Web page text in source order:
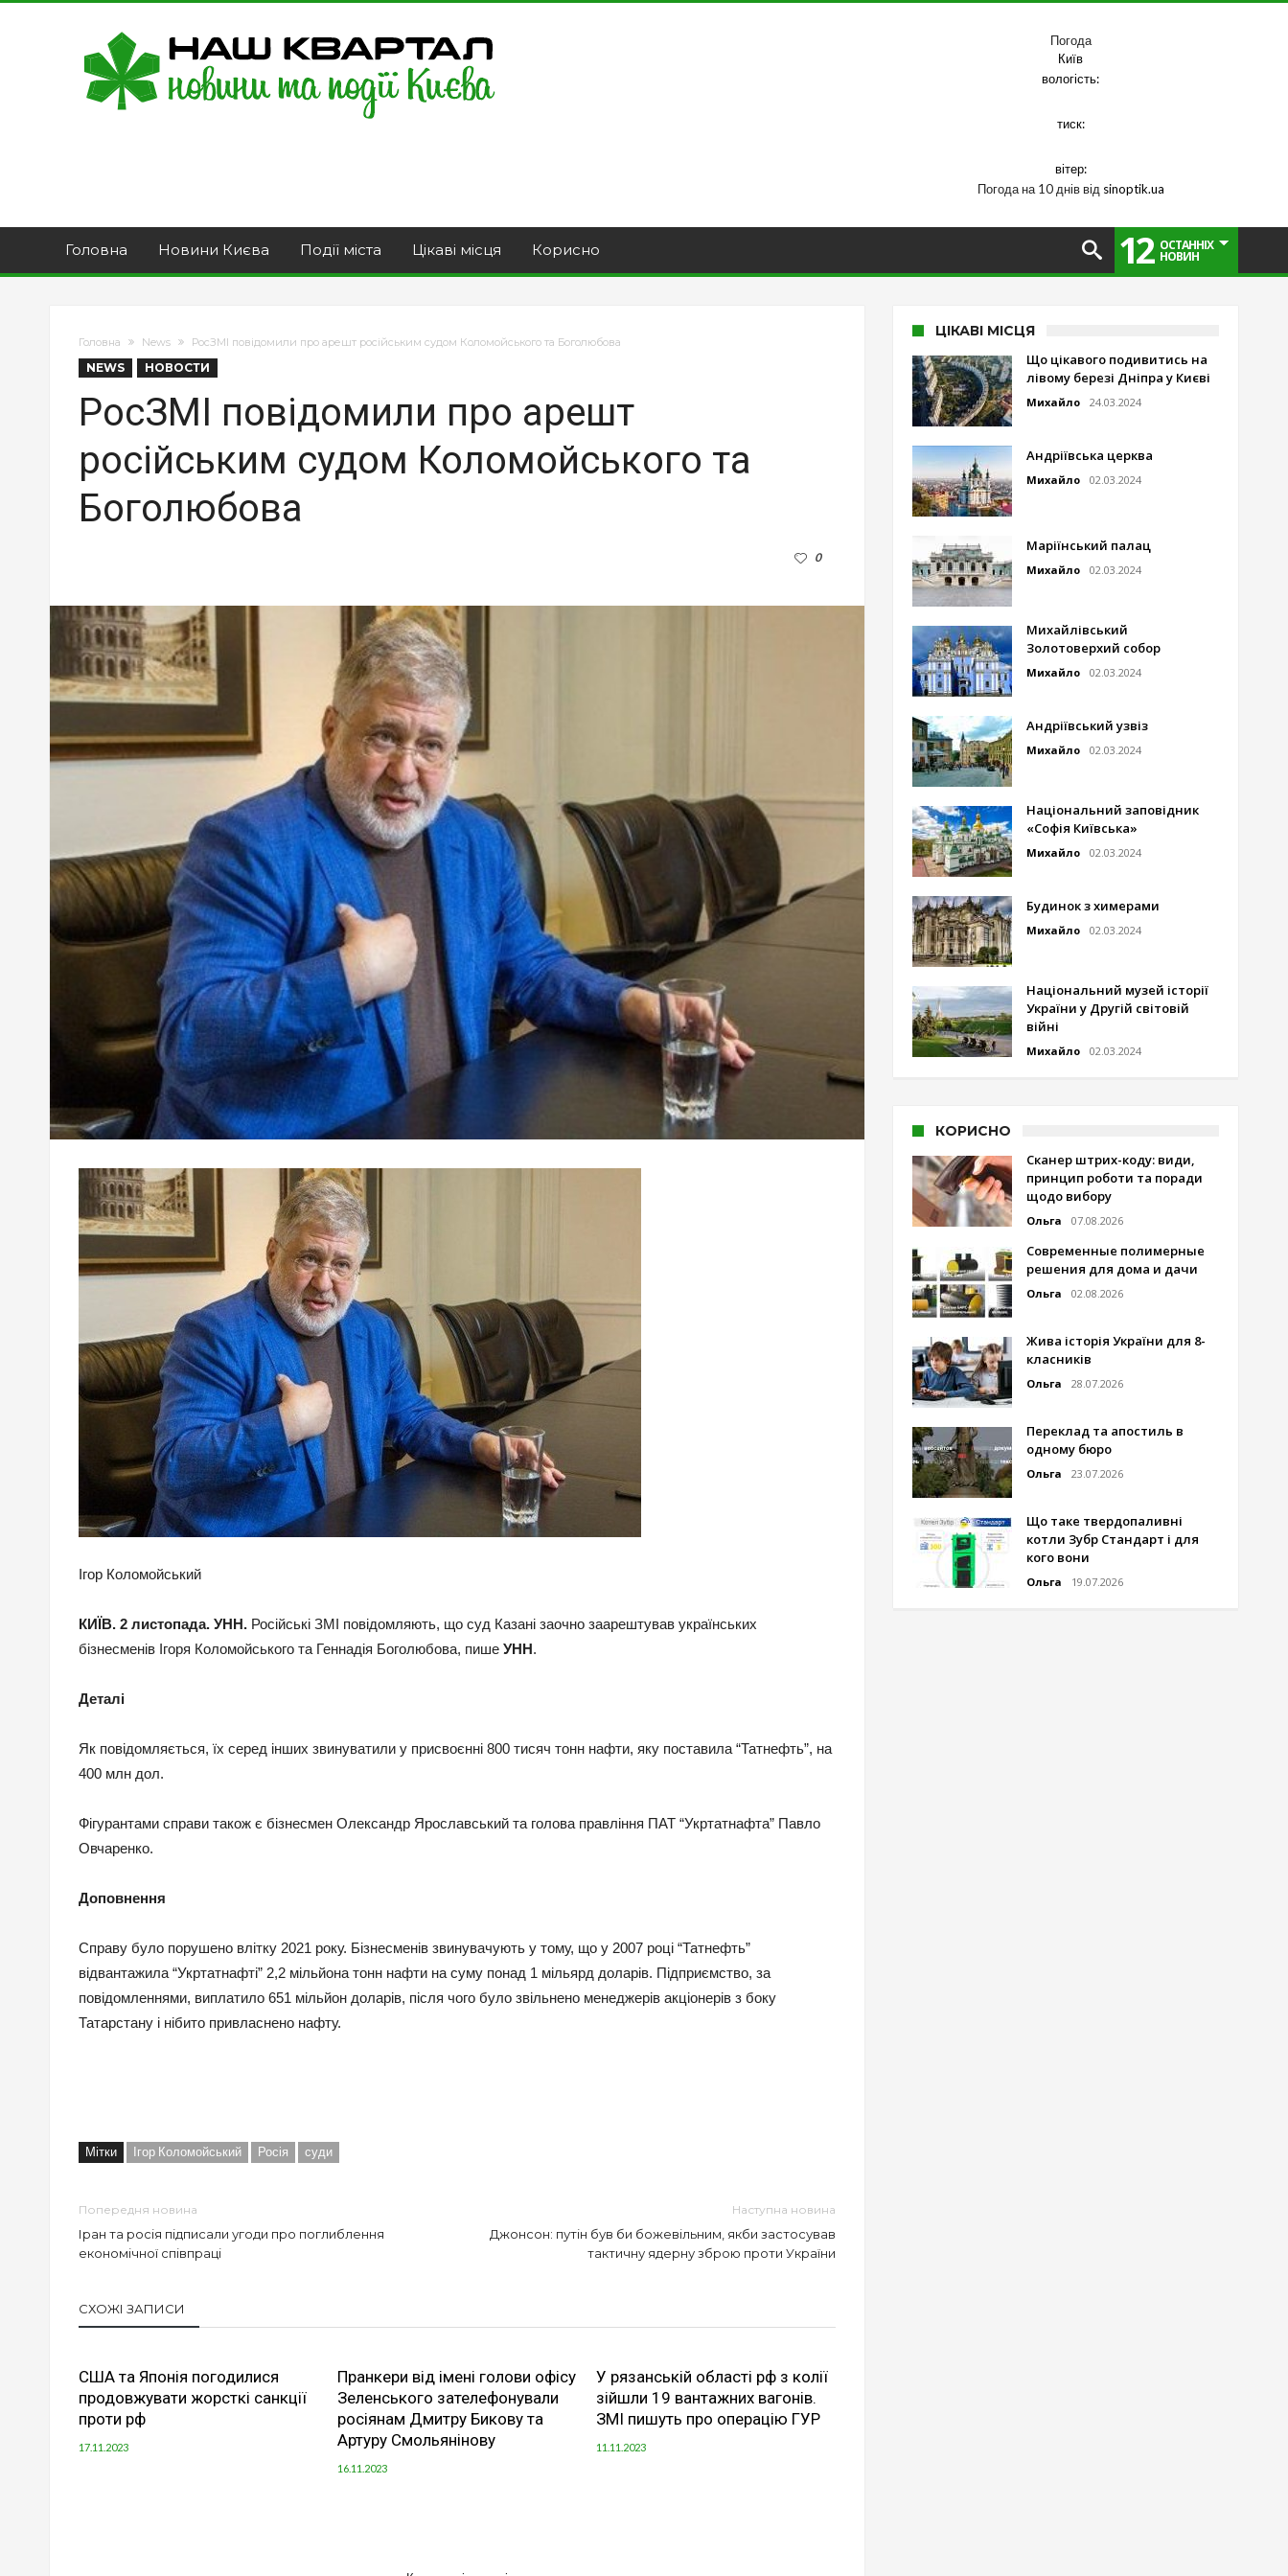
Погода
Київ
вологість:
тиск:
вітер:
Погода на 10 днів від sinoptik.ua
Головна Новини Києва Події міста Цікаві місця Корисно 12 ОСТАННІХ
НОВИН
Головна News РосЗМІ повідомили про арешт російським судом Коломойського та Боголюбова
NEWS НОВОСТИ
РосЗМІ повідомили про арешт
російським судом Коломойського та
Боголюбова
0
Ігор Коломойський
КИЇВ. 2 листопада. УНН. Російські ЗМІ повідомляють, що суд Казані заочно заарештував українських
бізнесменів Ігоря Коломойського та Геннадія Боголюбова, пише УНН .
Деталі
Як повідомляється, їх серед інших звинуватили у присвоєнні 800 тисяч тонн нафти, яку поставила “Татнефть”, на
400 млн дол.
Фігурантами справи також є бізнесмен Олександр Ярославський та голова правління ПАТ “Укртатнафта” Павло
Овчаренко.
Доповнення
Справу було порушено влітку 2021 року. Бізнесменів звинувачують у тому, що у 2007 році “Татнефть”
відвантажила “Укртатнафті” 2,2 мільйона тонн нафти на суму понад 1 мільярд доларів. Підприємство, за
повідомленнями, виплатило 651 мільйон доларів, після чого було звільнено менеджерів акціонерів з боку
Татарстану і нібито привласнено нафту.
Мітки Ігор Коломойський Росія суди
Попередня новина
Іран та росія підписали угоди про поглиблення
економічної співпраці
Наступна новина
Джонсон: путін був би божевільним, якби застосував
тактичну ядерну зброю проти України
СХОЖІ ЗАПИСИ
США та Японія погодилися
продовжувати жорсткі санкції
проти рф
17.11.2023
Пранкери від імені голови офісу
Зеленського зателефонували
росіянам Дмитру Бикову та
Артуру Смольянінову
16.11.2023
У рязанській області рф з колії
зійшли 19 вантажних вагонів.
ЗМІ пишуть про операцію ГУР
11.11.2023
ЦІКАВІ МІСЦЯ
Що цікавого подивитись на
лівому березі Дніпра у Києві
Михайло 24.03.2024
Андріївська церква
Михайло 02.03.2024
Маріїнський палац
Михайло 02.03.2024
Михайлівський
Золотоверхий собор
Михайло 02.03.2024
Андріївський узвіз
Михайло 02.03.2024
Національний заповідник
«Софія Київська»
Михайло 02.03.2024
Будинок з химерами
Михайло 02.03.2024
Національний музей історії
України у Другій світовій
війні
Михайло 02.03.2024
КОРИСНО
Сканер штрих-коду: види,
принцип роботи та поради
щодо вибору
Ольга 07.08.2026
Современные полимерные
решения для дома и дачи
Ольга 02.08.2026
Жива історія України для 8-
класників
Ольга 28.07.2026
Переклад та апостиль в
одному бюро
Ольга 23.07.2026
Що таке твердопаливні
котли Зубр Стандарт і для
кого вони
Ольга 19.07.2026